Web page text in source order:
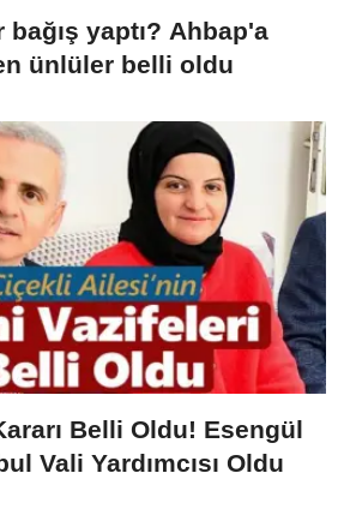
yaptı? Ahbap'a
ünlüler belli oldu
Belli Oldu! Esengül
Vali Yardımcısı Oldu